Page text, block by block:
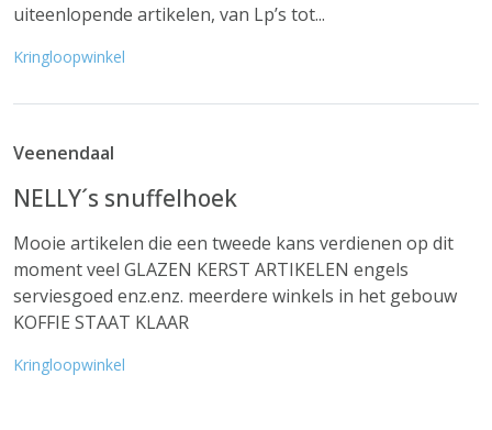
uiteenlopende artikelen, van Lp’s tot...
Kringloopwinkel
Veenendaal
NELLY´s snuffelhoek
Mooie artikelen die een tweede kans verdienen op dit
moment veel GLAZEN KERST ARTIKELEN engels
serviesgoed enz.enz. meerdere winkels in het gebouw
KOFFIE STAAT KLAAR
Kringloopwinkel